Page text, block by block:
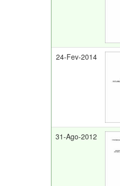
24-Fev-2014
31-Ago-2012